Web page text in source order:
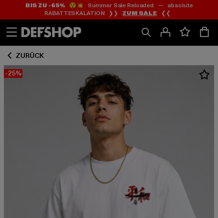
Zum
Inhalt
springen
Zum
Fußzeile
springen
BIS ZU -65%😲💥 Summer Sale Reloaded — absolute
RABATTESKALATION ❯❯ ZUM SALE ❮❮
ZURÜCK
-25%